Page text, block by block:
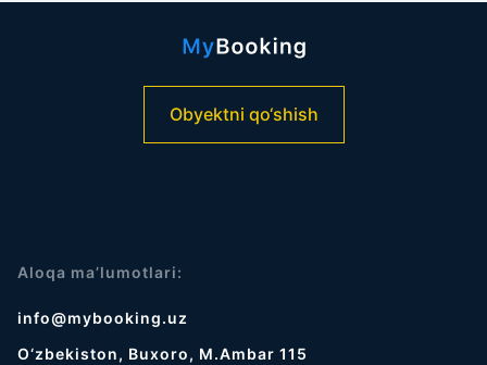
Obyektni qo‘shish
Aloqa ma’lumotlari:
info@mybooking.uz
O‘zbekiston, Buxoro, M.Ambar 115